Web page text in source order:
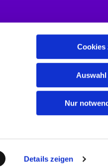
Details zeigen
Cookies
Nur